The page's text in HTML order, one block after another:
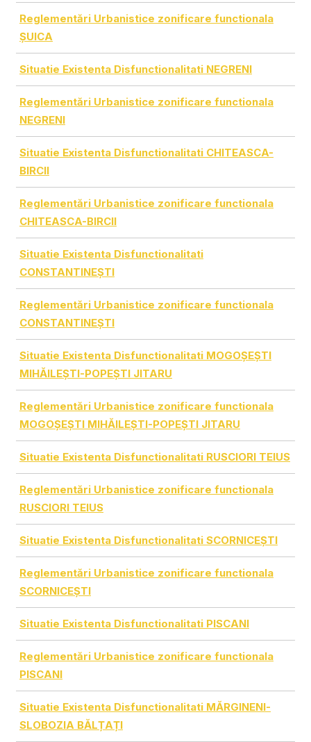
Reglementări Urbanistice zonificare functionala
ȘUICA
Situatie Existenta Disfunctionalitati NEGRENI
Reglementări Urbanistice zonificare functionala
NEGRENI
Situatie Existenta Disfunctionalitati CHITEASCA-
BIRCII
Reglementări Urbanistice zonificare functionala
CHITEASCA-BIRCII
Situatie Existenta Disfunctionalitati
CONSTANTINEȘTI
Reglementări Urbanistice zonificare functionala
CONSTANTINEȘTI
Situatie Existenta Disfunctionalitati MOGOȘEȘTI
MIHĂILEȘTI-POPEȘTI JITARU
Reglementări Urbanistice zonificare functionala
MOGOȘEȘTI MIHĂILEȘTI-POPEȘTI JITARU
Situatie Existenta Disfunctionalitati RUSCIORI TEIUS
Reglementări Urbanistice zonificare functionala
RUSCIORI TEIUS
Situatie Existenta Disfunctionalitati SCORNICEȘTI
Reglementări Urbanistice zonificare functionala
SCORNICEȘTI
Situatie Existenta Disfunctionalitati PISCANI
Reglementări Urbanistice zonificare functionala
PISCANI
Situatie Existenta Disfunctionalitati MĂRGINENI-
SLOBOZIA BĂLȚAȚI